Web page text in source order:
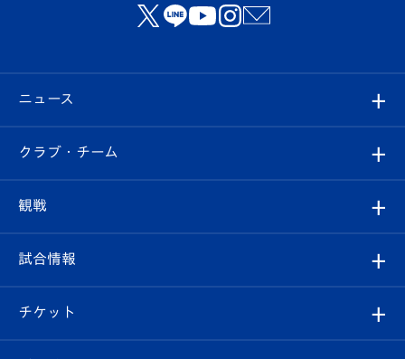
ニュース
すべて
クラブ
試合情報
クラブ・チーム
クラブ概要
エンブレム紹介
観戦
観戦ルール
はじめての観戦ガイド
試合情報
試合日程/結果
チケット